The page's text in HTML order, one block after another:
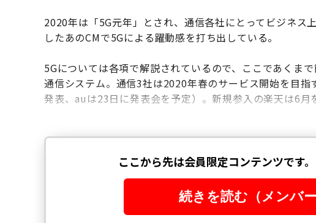
2020年は「5G元年」とされ、通信各社にとってビジネス
したあのCMで5Gによる躍動感を打ち出している。
5Gについては各項で解説されているので、ここであくま
通信システム。通信3社は2020年春のサービス開始を目
発表、auは23日に発表会を予定）。新規参入の楽天は6月